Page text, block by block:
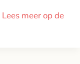
Lees meer op de